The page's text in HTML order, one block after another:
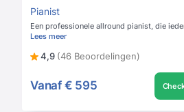
Pianist
Een professionele allround pianist, die
Lees meer
4,9 (46 Beoordelingen)
Vanaf € 595